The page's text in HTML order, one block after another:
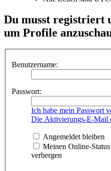
Du musst registriert
um Profile
Benutzername:
Passwort:
Ich habe mein Passwort
Die Aktivierungs-E-Mail
Angemeldet bleiben
Meinen Online-
verbergen